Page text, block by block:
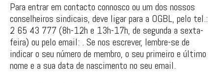
Para entrar em contacto connosco ou um dos nossos
conselheiros sindicais, deve ligar para a OGBL, pelo tel.:
2 65 43 777 (8h-12h e 13h-17h, de segunda a sexta-
feira) ou pelo email: . Se nos escrever, lembre-se de
indicar o seu número de membro, o seu primeiro e último
nome e a sua data de nascimento no seu email.